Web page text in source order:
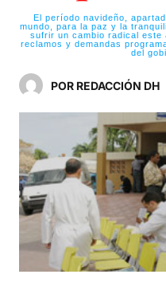
El período navideño,
mundo, para la paz y la
sufrir un cambio radical este
reclamos y demandas
del
POR REDACCIÓN DH